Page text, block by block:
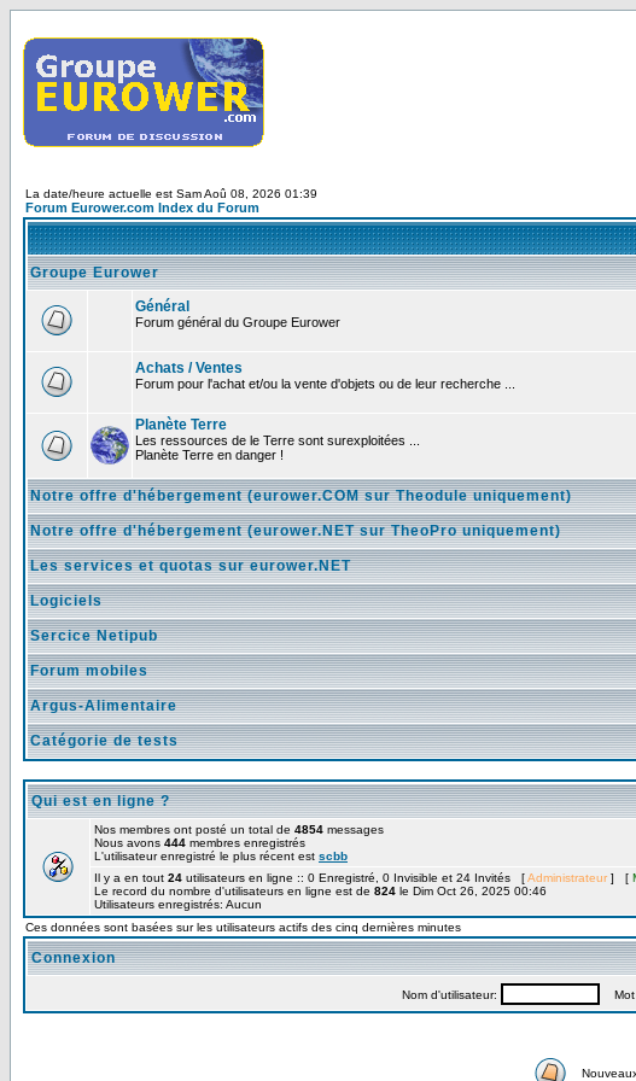
La date/heure actuelle est Sam Aoû 08, 2026 01:39
Forum Eurower.com Index du Forum
Groupe Eurower
Général
Forum général du Groupe Eurower
Achats / Ventes
Forum pour l'achat et/ou la vente d'objets ou de leur recherche ...
Planète Terre
Les ressources de le Terre sont surexploitées ...
Planète Terre en danger !
Notre offre d'hébergement (eurower.COM sur Theodule uniquement)
Notre offre d'hébergement (eurower.NET sur TheoPro uniquement)
Les services et quotas sur eurower.NET
Logiciels
Sercice Netipub
Forum mobiles
Argus-Alimentaire
Catégorie de tests
Qui est en ligne ?
Nos membres ont posté un total de 4854 messages
Nous avons 444 membres enregistrés
L'utilisateur enregistré le plus récent est scbb
Il y a en tout 24 utilisateurs en ligne :: 0 Enregistré, 0 Invisible et 24 Invités [Administrateur ] [
Le record du nombre d'utilisateurs en ligne est de 824 le Dim Oct 26, 2025 00:46
Utilisateurs enregistrés: Aucun
Ces données sont basées sur les utilisateurs actifs des cinq dernières minutes
Connexion
Nom d'utilisateur: Mot